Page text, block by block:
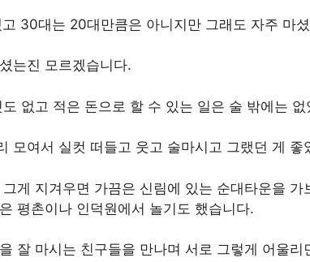
30대는 20대만큼은 아니지만 그래도 자주 마
는진 모르겠습니다.
없고 적은 돈으로 할 수 있는 일은 술 밖에는
모여서 실컷 떠들고 웃고 술마시고 그랬던 게 좋
게 지겨우면 가끔은 신림에 있는 순대타운을 가
평촌이나 인덕원에서 놀기도 했습니다.
잘 마시는 친구들을 만나며 서로 그렇게 어울리